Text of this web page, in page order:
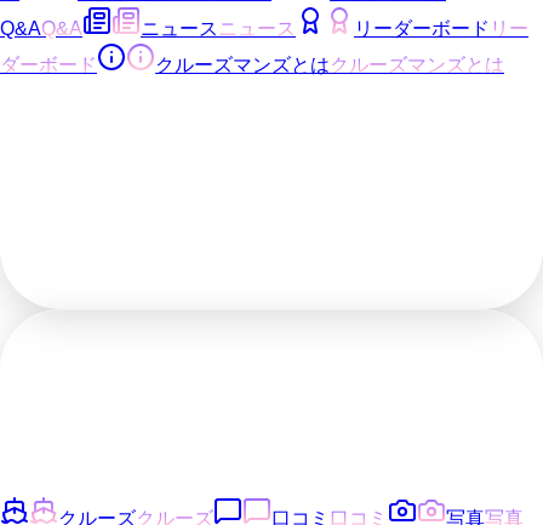
Q&AQ&A ニュース ニュース リーダーボード リー
ダーボード
クルーズマンズとはクルーズマンズとは
クルーズクルーズ 口コミ 口コミ 写真写真